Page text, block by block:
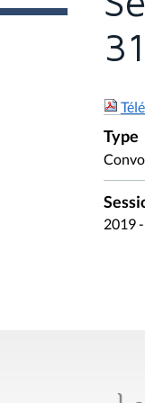
s
c
Type
2019